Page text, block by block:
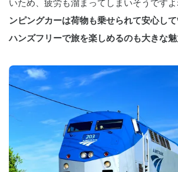
いため、疲労も溜まってしまいそうですよ
ンピングカーは荷物も乗せられて安心して
ハンズフリーで旅を楽しめるのも大きな